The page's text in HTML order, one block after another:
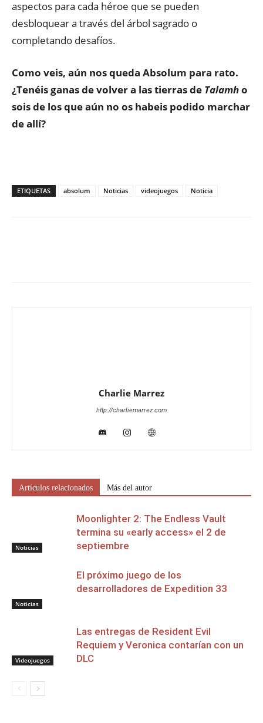
aspectos para cada héroe que se pueden
desbloquear a través del árbol sagrado o
completando desafíos.
Como veis, aún nos queda Absolum para rato.
¿Tenéis ganas de volver a las tierras de Talamho
sois de los que aún no os habeis podido marchar
de allí?
ETIQUETAS absolum Noticias videojuegos Noticia
Charlie Marrez
http://charliemarrez.com
Artículos relacionados Más del autor
Noticias
Moonlighter 2: The Endless Vault
termina su «early access» el 2 de
septiembre
Noticias
El próximo juego de los
desarrolladores de Expedition 33
Videojuegos
Las entregas de Resident Evil
Requiem y Veronica contarían con un
DLC